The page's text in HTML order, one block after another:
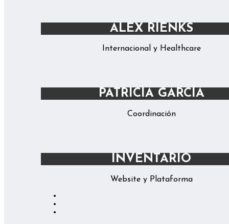
ALEX RIENKS
Internacional y Healthcare
PATRICIA GARCÍA
Coordinación
INVENTARIO
Website y Plataforma